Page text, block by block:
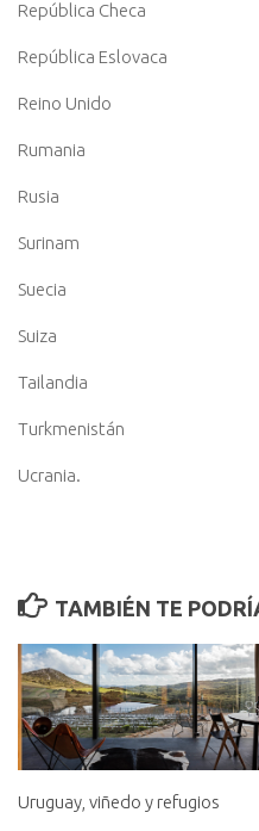
República Checa
República Eslovaca
Reino Unido
Rumania
Rusia
Surinam
Suecia
Suiza
Tailandia
Turkmenistán
Ucrania.
TAMBIÉN TE
Uruguay, viñedo y refugios